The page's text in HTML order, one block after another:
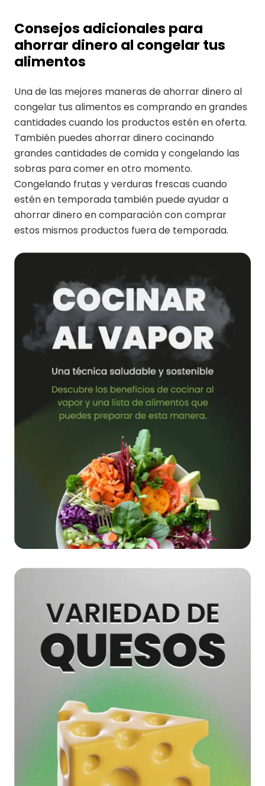
Consejos adicionales para
ahorrar dinero al congelar tus
alimentos
Una de las mejores maneras de ahorrar dinero al
congelar tus alimentos es comprando en grandes
cantidades cuando los productos estén en oferta.
También puedes ahorrar dinero cocinando
grandes cantidades de comida y congelando las
sobras para comer en otro momento.
Congelando frutas y verduras frescas cuando
estén en temporada también puede ayudar a
ahorrar dinero en comparación con comprar
estos mismos productos fuera de temporada.